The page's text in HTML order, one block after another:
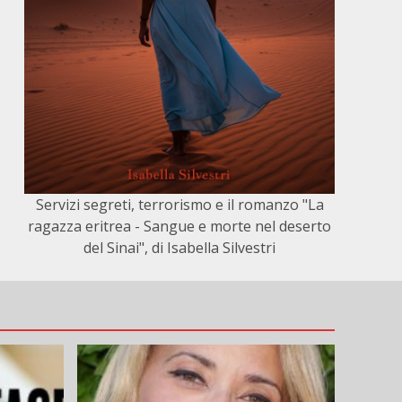
Servizi segreti, terrorismo e il romanzo "La
ragazza eritrea - Sangue e morte nel deserto
del Sinai", di Isabella Silvestri